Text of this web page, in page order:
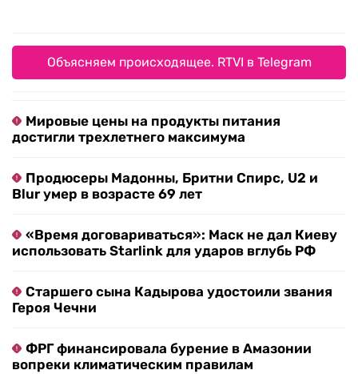
Объясняем происходящее. RTVI в Telegram
Мировые цены на продукты питания
достигли трехлетнего максимума
Продюсеры Мадонны, Бритни Спирс, U2 и
Blur умер в возрасте 69 лет
«Время договариваться»: Маск не дал Киеву
использовать Starlink для ударов вглубь РФ
Старшего сына Кадырова удостоили звания
Героя Чечни
ФРГ финансировала бурение в Амазонии
вопреки климатическим правилам